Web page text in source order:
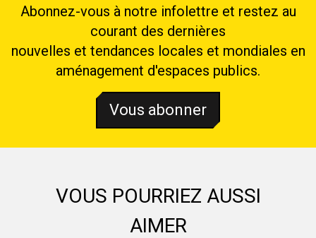
Abonnez-vous à notre infolettre et restez au
courant des dernières
nouvelles et tendances locales et mondiales en
aménagement d'espaces publics.
Vous abonner
VOUS POURRIEZ AUSSI
AIMER